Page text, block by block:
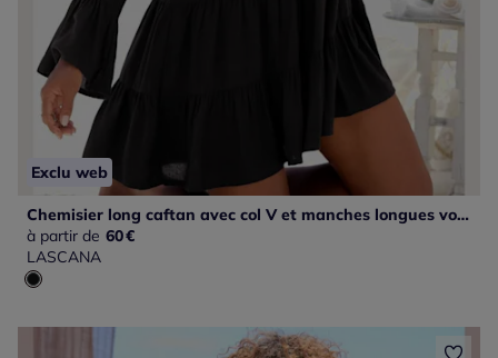
Exclu web
Chemisier long caftan avec col V et manches longues volantes
à partir de 60€
LASCANA